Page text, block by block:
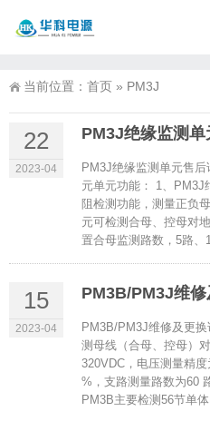
当前位置： 首页 » PM3J
22
2023-04
PM3J绝缘监测
PM3J绝缘监测单元售
元单元功能： 1、PM3J
阻检测功能，测量正负
元可检测合母、控母对
置合母监测路数，5路、
15
2023-04
PM3B/PM3J维
PM3B/PM3J维修及更
测母线（合母、控母）
320VDC，电压测量精
%，支路测量路数为60
PM3B主要检测56节单